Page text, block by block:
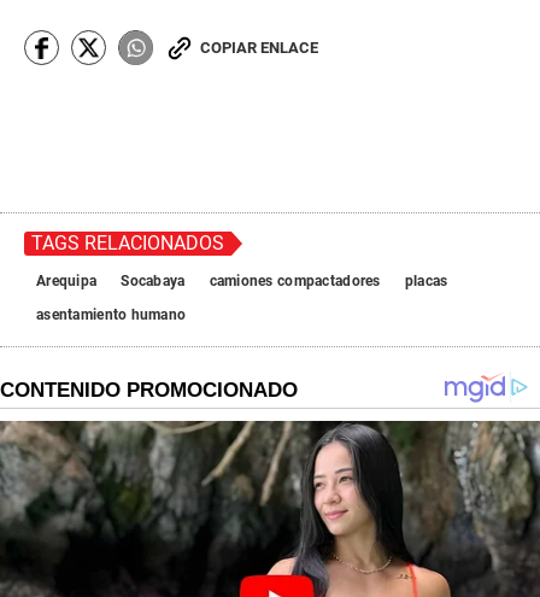
COPIAR ENLACE
TAGS RELACIONADOS
Arequipa Socabaya camiones compactadores
placas
asentamiento humano